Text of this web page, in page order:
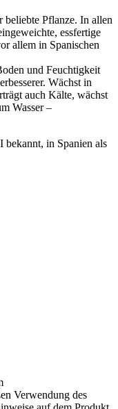
beliebte Pflanze. In allen
essfertige
allem in Spanischen
und Feuchtigkeit
Wächst in
auch Kälte, wächst
Wasser –
in Spanien als
Verwendung des